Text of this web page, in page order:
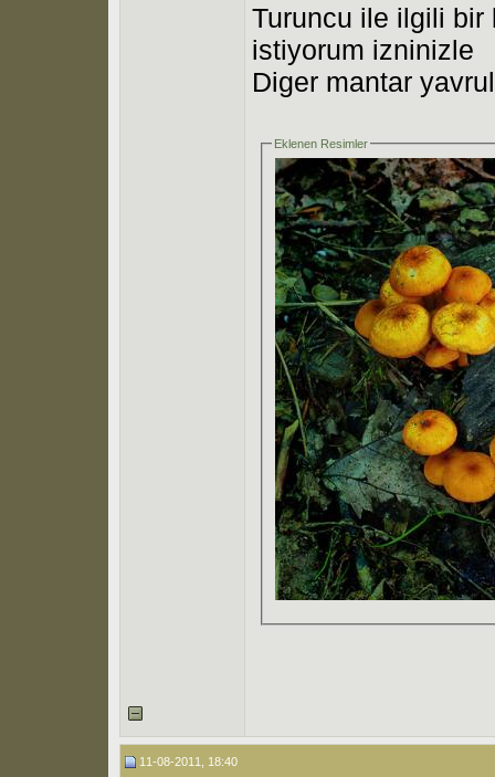
Turuncu ile ilgili bir
istiyorum izninizle
Diger mantar
Eklenen Resimler
11-08-2011, 18:40